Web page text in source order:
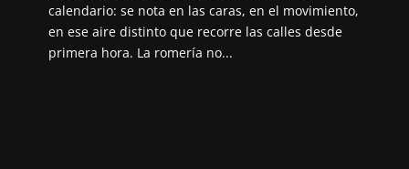
calendario: se nota en las caras, en el movimiento,
en ese aire distinto que recorre las calles desde
primera hora. La romería no...